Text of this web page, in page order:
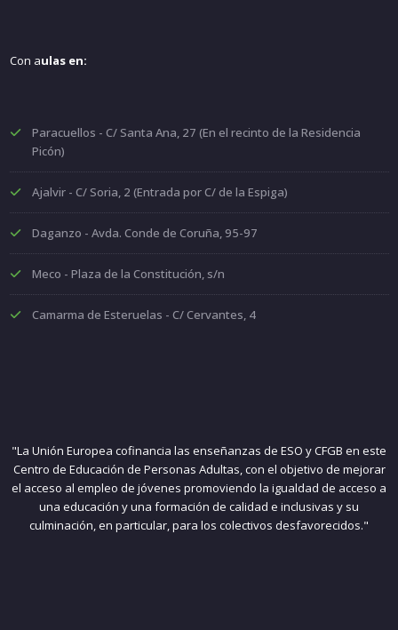
Con aulas en:
Paracuellos - C/ Santa Ana, 27 (En el recinto de la Residencia
Picón)
Ajalvir - C/ Soria, 2 (Entrada por C/ de la Espiga)
Daganzo - Avda. Conde de Coruña, 95-97
Meco - Plaza de la Constitución, s/n
Camarma de Esteruelas - C/ Cervantes, 4
"La Unión Europea cofinancia las enseñanzas de ESO y CFGB en este
Centro de Educación de Personas Adultas, con el objetivo de mejorar
el acceso al empleo de jóvenes promoviendo la igualdad de acceso a
una educación y una formación de calidad e inclusivas y su
culminación, en particular, para los colectivos desfavorecidos."